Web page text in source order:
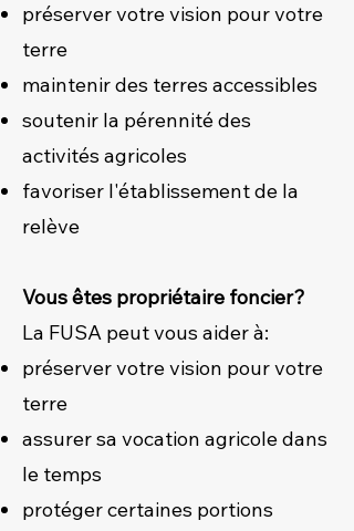
préserver votre vision pour votre
terre
maintenir des terres accessibles
soutenir la pérennité des
activités agricoles
favoriser l'établissement de la
relève
Vous êtes propriétaire foncier?
La FUSA peut vous aider à:
préserver votre vision pour votre
terre
assurer sa vocation agricole dans
le temps
protéger certaines portions